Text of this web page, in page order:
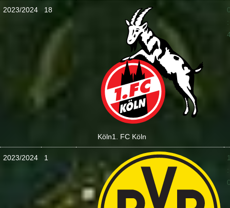
2023/2024 18
Köln1. FC Köln
:
2023/2024 1
: